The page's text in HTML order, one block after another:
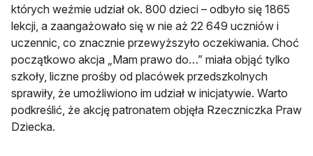
których weźmie udział ok. 800 dzieci – odbyło się 1865
lekcji, a zaangażowało się w nie aż 22 649 uczniów i
uczennic, co znacznie przewyższyło oczekiwania. Choć
początkowo akcja „Mam prawo do…” miała objąć tylko
szkoły, liczne prośby od placówek przedszkolnych
sprawiły, że umożliwiono im udział w inicjatywie. Warto
podkreślić, że akcję patronatem objęła Rzeczniczka Praw
Dziecka.